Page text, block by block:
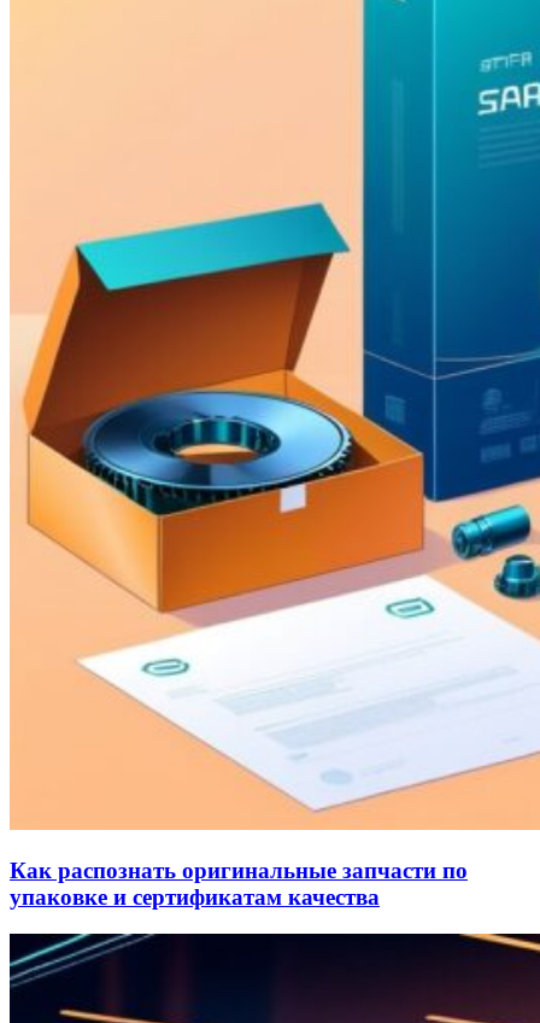
Как распознать оригинальные запчасти по
упаковке и сертификатам качества